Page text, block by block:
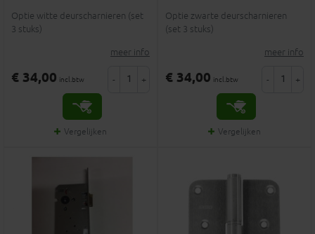
Optie witte deurscharnieren (set
3 stuks)
meer info
€ 34,00 incl.btw - +
Vergelijken
Optie zwarte deurscharnieren
(set 3 stuks)
meer info
€ 34,00 incl.btw - +
Vergelijken